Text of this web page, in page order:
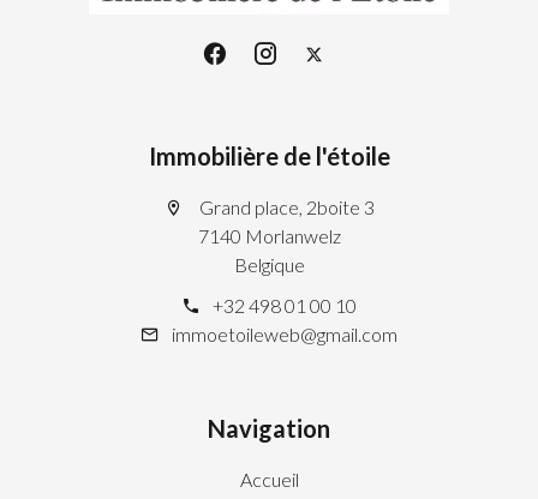
Immobilière de l'étoile
Grand place, 2boite 3
7140 Morlanwelz
Belgique
+32 498 01 00 10
immoetoileweb@gmail.com
Navigation
Accueil